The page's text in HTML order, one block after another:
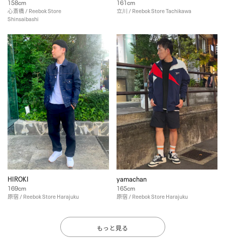
158cm
心斎橋 / Reebok Store
Shinsaibashi
161cm
立川 / Reebok Store Tachikawa
HIROKI
169cm
原宿 / Reebok Store Harajuku
yamachan
165cm
原宿 / Reebok Store Harajuku
もっと見る